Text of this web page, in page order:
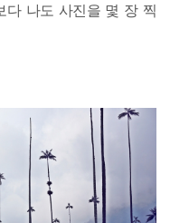
다 나도 사진을 몇 장 찍